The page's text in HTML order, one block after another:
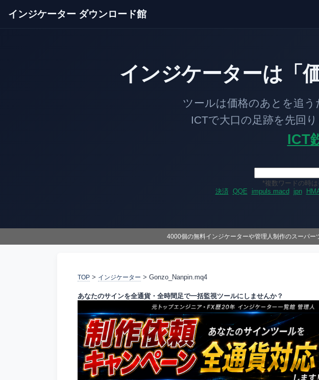
インジケーター ダウンロード館
インジケーターは「
ツールは価格のあとを追うだけの
ICTで大口の足跡を先回りし、
ICT
*複数ワードの時
決済 QQE impuls macd jpn
4000個の無料インジケーターや管理人制作のスーパー
TOP > インジケーター > Gonzo_Nanpin.mq4
あなたのサインを全通貨・全時間足で一括監視ツールにしませんか？